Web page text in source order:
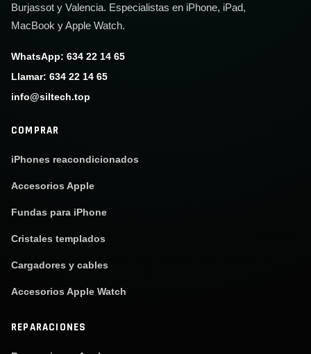
Burjassot y Valencia. Especialistas en iPhone, iPad,
MacBook y Apple Watch.
WhatsApp: 634 22 14 65
Llamar: 634 22 14 65
info@siltech.top
COMPRAR
iPhones reacondicionados
Accesorios Apple
Fundas para iPhone
Cristales templados
Cargadores y cables
Accesorios Apple Watch
REPARACIONES